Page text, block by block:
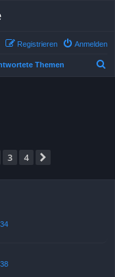
Anmelden
Registrieren
Themen
3 4